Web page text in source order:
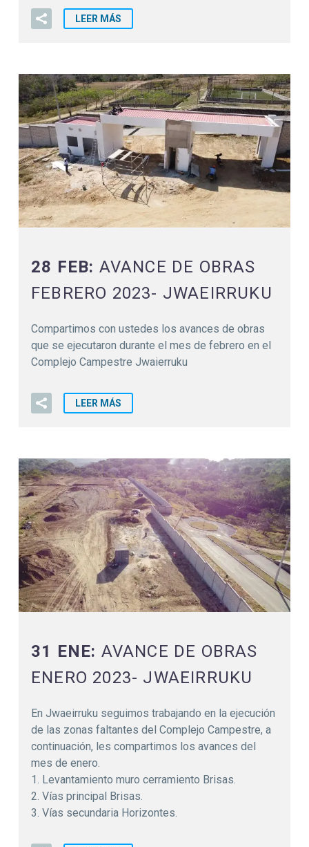
LEER MÁS
28 FEB: AVANCE DE OBRAS
FEBRERO 2023- JWAEIRRUKU
Compartimos con ustedes los avances de obras
que se ejecutaron durante el mes de febrero en el
Complejo Campestre Jwaierruku
LEER MÁS
31 ENE: AVANCE DE OBRAS
ENERO 2023- JWAEIRRUKU
En Jwaeirruku seguimos trabajando en la ejecución
de las zonas faltantes del Complejo Campestre, a
continuación, les compartimos los avances del
mes de enero.
1. Levantamiento muro cerramiento Brisas.
2. Vías principal Brisas.
3. Vías secundaria Horizontes.